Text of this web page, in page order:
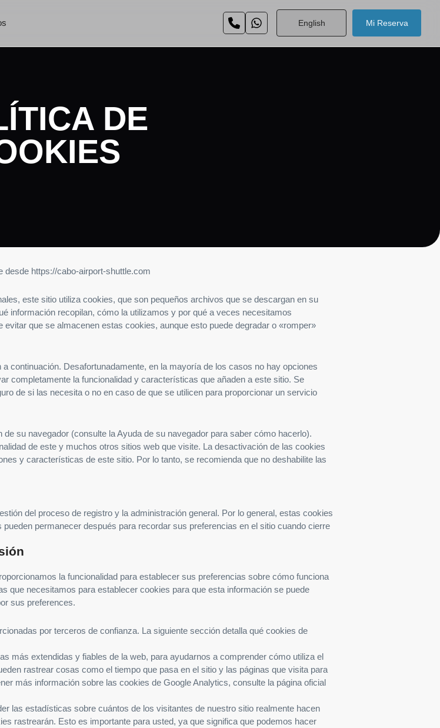
English Mi Reserva
DE
desde https://cabo-airport-shuttle.com
este sitio utiliza cookies, que son pequeños archivos que se descargan en su
información recopilan, cómo la utilizamos y por qué a veces necesitamos
que se almacenen estas cookies, aunque esto puede degradar o «romper»
continuación. Desafortunadamente, en la mayoría de los casos no hay opciones
completamente la funcionalidad y características que añaden a este sitio. Se
de si las necesita o no en caso de que se utilicen para proporcionar un servicio
su navegador (consulte la Ayuda de su navegador para saber cómo hacerlo).
de este y muchos otros sitios web que visite. La desactivación de las cookies
y características de este sitio. Por lo tanto, se recomienda que no deshabilite las
del proceso de registro y la administración general. Por lo general, estas cookies
permanecer después para recordar sus preferencias en el sitio cuando cierre
la funcionalidad para establecer sus preferencias sobre cómo funciona
que necesitamos para establecer cookies para que esta información se puede
sus preferences.
por terceros de confianza. La siguiente sección detalla qué cookies de
más extendidas y fiables de la web, para ayudarnos a comprender cómo utiliza el
rastrear cosas como el tiempo que pasa en el sitio y las páginas que visita para
más información sobre las cookies de Google Analytics, consulte la página oficial
las estadísticas sobre cuántos de los visitantes de nuestro sitio realmente hacen
rastrearán. Esto es importante para usted, ya que significa que podemos hacer